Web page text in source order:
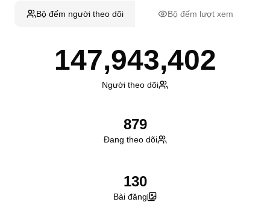
Bộ đếm người theo dõi Bộ đếm lượt xem
147,943,402
Người theo dõi
879
Đang theo dõi
130
Bài đăng